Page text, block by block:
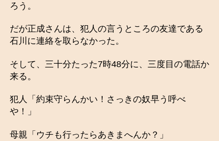
ろう。
だが正成さんは、犯人の言うところの友達である
石川に連絡を取らなかった。
そして、三十分たった7時48分に、三度目の電話か
来る。
犯人「約束守らんかい！さっきの奴早う呼べ
や！」
母親「ウチも行ったらあきまへんか？」